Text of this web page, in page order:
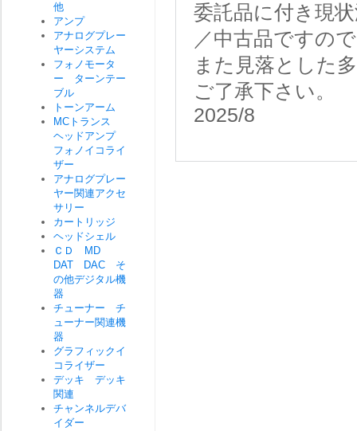
委託品に付き現
／中古品ですの
また見落とした
ご了承下さい。
2025/8
他
アンプ
アナログプレー
ヤーシステム
フォノモータ
ー ターンテー
ブル
トーンアーム
MCトランス
ヘッドアンプ
フォノイコライ
ザー
アナログプレー
ヤー関連アクセ
サリー
カートリッジ
ヘッドシェル
ＣＤ MD
DAT DAC そ
の他デジタル機
器
チューナー チ
ューナー関連機
器
グラフィックイ
コライザー
デッキ デッキ
関連
チャンネルデバ
イダー